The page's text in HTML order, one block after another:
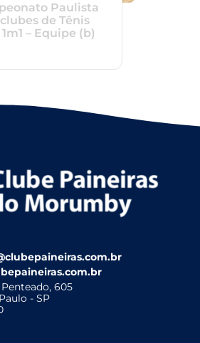
Paulista
de Tênis
– Equipe (b)
605
- SP